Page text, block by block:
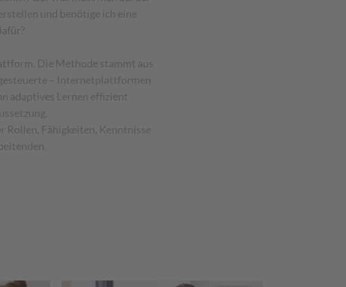
und benötige ich eine
Die Methode stammt aus
– Internetplattformen
adaptives Lernen effizient
Rollen, Fähigkeiten, Kenntnisse